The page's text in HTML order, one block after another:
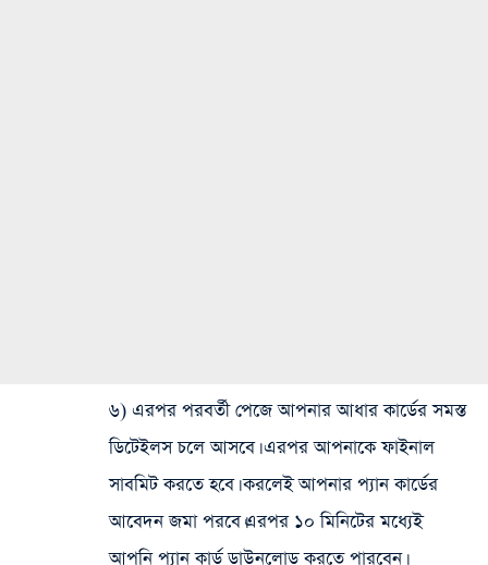
৬) এরপর পরবর্তী পেজে আপনার আধার কার্ডের সমস্ত
ডিটেইলস চলে আসবে। এরপর আপনাকে ফাইনাল
সাবমিট করতে হবে। করলেই আপনার প্যান কার্ডের
আবেদন জমা পরবে।এরপর ১০ মিনিটের মধ্যেই
আপনি প্যান কার্ড ডাউনলোড করতে পারবেন।